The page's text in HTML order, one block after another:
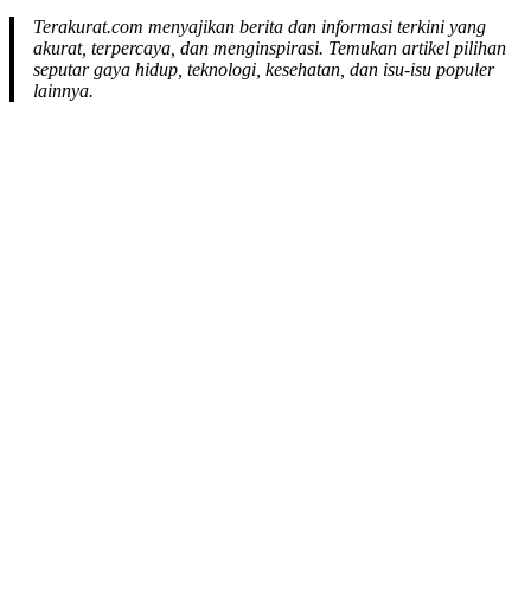
Terakurat.com menyajikan berita dan informasi terkini yang
akurat, terpercaya, dan menginspirasi. Temukan artikel pilihan
seputar gaya hidup, teknologi, kesehatan, dan isu-isu populer
lainnya.